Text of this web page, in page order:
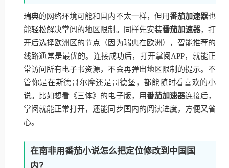
瑞典的网络环境可能和国内不太一样，但用番茄加速器也
能轻松解决掌阅的地区限制。同样先安装番茄加速器，打
开后选择欧洲区的节点（因为瑞典在欧洲），智能推荐的
线路通常是最优的。连接成功后，打开掌阅APP，就能正
常访问所有电子书资源，不会再弹出地区限制的提示。不
管你是在斯德哥尔摩还是哥德堡，都能随时看喜欢的小
说。比如想看《三体》的电子版，用番茄加速器连接后，
掌阅就能正常打开，还能同步国内的阅读进度，方便又省
心。
在南非用番茄小说怎么把定位修改到中国国